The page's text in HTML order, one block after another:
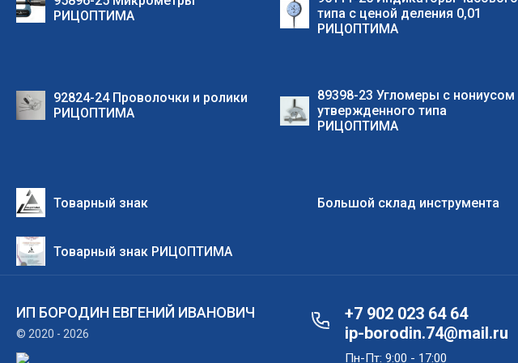
РИЦОПТИМА
типа с ценой деления 0,01
РИЦОПТИМА
92824-24 Проволочки и ролики
РИЦОПТИМА
89398-23 Угломеры с нониусом
утвержденного типа
РИЦОПТИМА
Товарный знак Большой склад инструмента
Товарный знак РИЦОПТИМА
ИП БОРОДИН ЕВГЕНИЙ ИВАНОВИЧ
© 2020 - 2026
+7 902 023 64 64
ip-borodin.74@mail.ru
Пн-Пт: 9:00 - 17:00